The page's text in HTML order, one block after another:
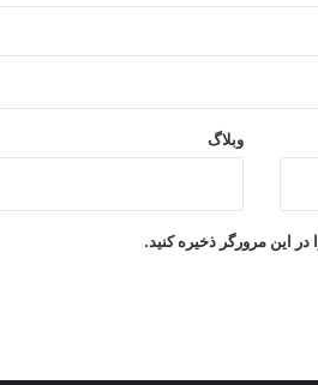
وبلاگ
این مرورگر ذخیره کنید.